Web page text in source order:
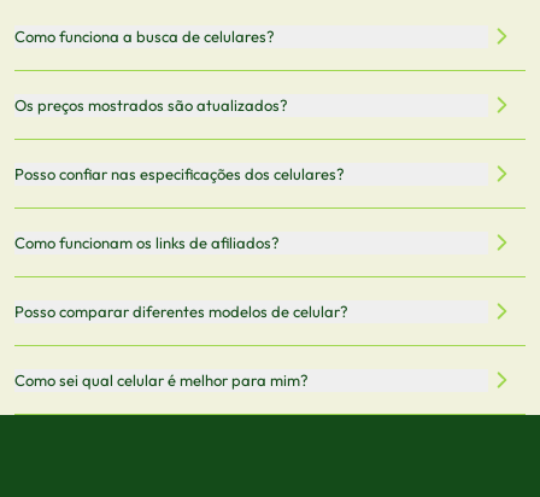
Como funciona a busca de celulares?
armazenamento, memória RAM, bateria e conectividade
5G.
Os preços mostrados são atualizados?
vendedor antes de finalizar sua compra.
Posso confiar nas especificações dos celulares?
informações mais recentes de cada modelo.
Como funcionam os links de afiliados?
comissão sem custo adicional para você.
Posso comparar diferentes modelos de celular?
Sim! Você pode selecionar até 3 celulares para comparar
Como sei qual celular é melhor para mim?